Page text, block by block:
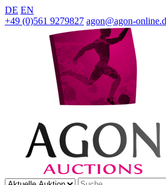
DE EN
+49 (0)561 9279827 agon@agon-